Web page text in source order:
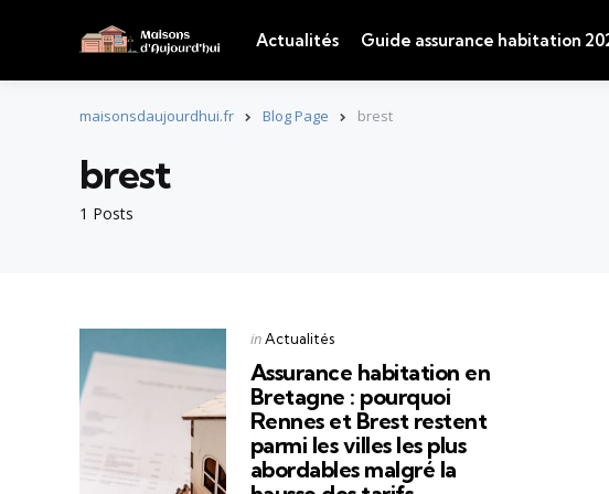
Actualités Guide assurance habitation
maisonsdaujourdhui.fr Blog Page brest
1 Posts
brest
Categories
Posted
in Actualités
Assurance habitation en
Bretagne : pourquoi
Rennes et Brest restent
parmi les villes les plus
abordables malgré la